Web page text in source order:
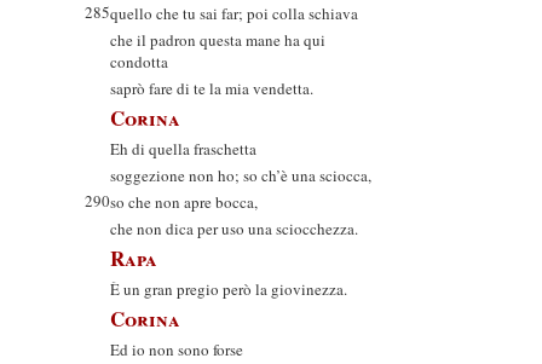
285quello che tu sai far; poi colla schiava
che il padron questa mane ha qui
condotta
saprò fare di te la mia vendetta.
Corina
Eh di quella fraschetta
soggezione non ho; so ch’è una sciocca,
290so che non apre bocca,
che non dica per uso una sciocchezza.
Rapa
È un gran pregio però la giovinezza.
Corina
Ed io non sono forse